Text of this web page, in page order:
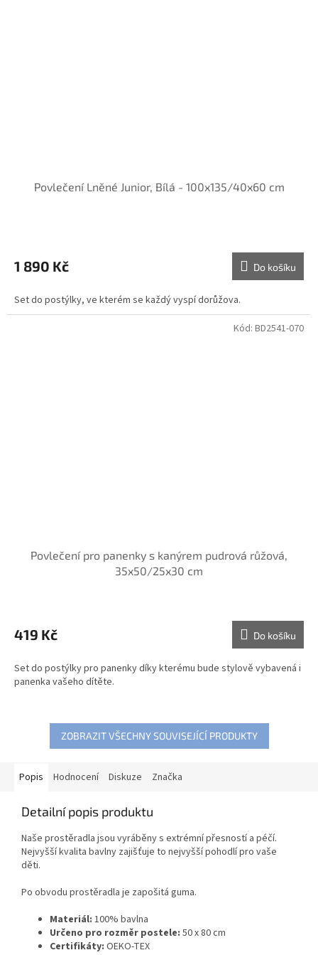
Povlečení Lněné Junior, Bílá - 100x135/40x60 cm
1 890 Kč Do košíku
Set do postýlky, ve kterém se každý vyspí dorůžova.
Povlečení pro panenky s kanýrem pudrová růžová,
35x50/25x30 cm
419 Kč Do košíku
Set do postýlky pro panenky díky kterému bude stylově vybavená i
panenka vašeho dítěte.
Kód: BD2541-070
ZOBRAZIT VŠECHNY SOUVISEJÍCÍ PRODUKTY
Popis Hodnocení Diskuze Značka
Detailní popis produktu
Naše prostěradla jsou vyráběny s extrémní přesností a péčí.
Nejvyšší kvalita bavlny zajišťuje to nejvyšší pohodlí pro vaše
děti.
Po obvodu prostěradla je zapošitá guma.
Materiál: 100% bavlna
Určeno pro rozměr postele: 50 x 80 cm
Certifikáty: OEKO-TEX